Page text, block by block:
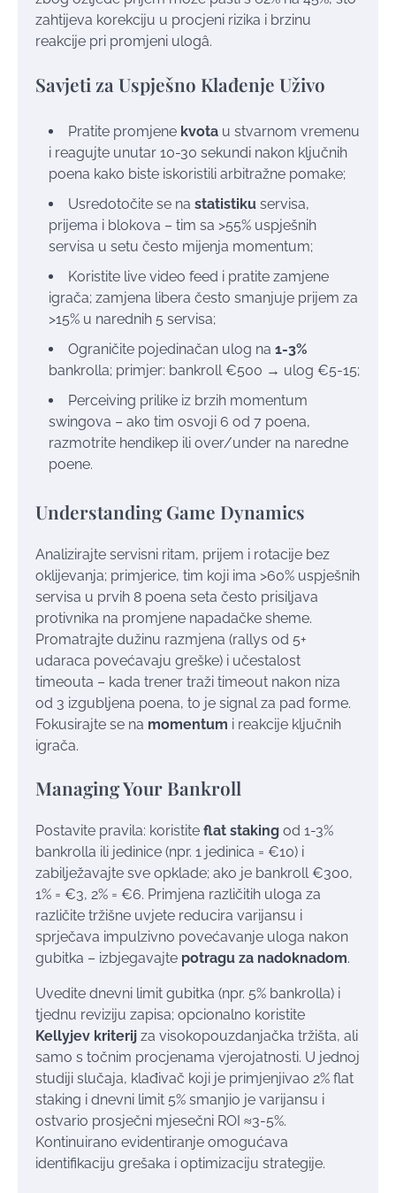
zahtijeva korekciju u procjeni rizika i brzinu
reakcije pri promjeni ulogâ.
Savjeti za Uspješno Klađenje Uživo
Pratite promjene kvota u stvarnom vremenu
i reagujte unutar 10-30 sekundi nakon ključnih
poena kako biste iskoristili arbitražne pomake;
Usredotočite se na statistiku servisa,
prijema i blokova – tim sa >55% uspješnih
servisa u setu često mijenja momentum;
Koristite live video feed i pratite zamjene
igrača; zamjena libera često smanjuje prijem za
>15% u narednih 5 servisa;
Ograničite pojedinačan ulog na 1-3%
bankrolla; primjer: bankroll €500 → ulog €5-15;
Perceiving prilike iz brzih momentum
swingova – ako tim osvoji 6 od 7 poena,
razmotrite hendikep ili over/under na naredne
poene.
Understanding Game Dynamics
Analizirajte servisni ritam, prijem i rotacije bez
oklijevanja; primjerice, tim koji ima >60% uspješnih
servisa u prvih 8 poena seta često prisiljava
protivnika na promjene napadačke sheme.
Promatrajte dužinu razmjena (rallys od 5+
udaraca povećavaju greške) i učestalost
timeouta – kada trener traži timeout nakon niza
od 3 izgubljena poena, to je signal za pad forme.
Fokusirajte se na momentum i reakcije ključnih
igrača.
Managing Your Bankroll
Postavite pravila: koristite flat staking od 1-3%
bankrolla ili jedinice (npr. 1 jedinica = €10) i
zabilježavajte sve opklade; ako je bankroll €300,
1% = €3, 2% = €6. Primjena različitih uloga za
različite tržišne uvjete reducira varijansu i
sprječava impulzivno povećavanje uloga nakon
gubitka – izbjegavajte potragu za nadoknadom.
Uvedite dnevni limit gubitka (npr. 5% bankrolla) i
tjednu reviziju zapisa; opcionalno koristite
Kellyjev kriterij za visokopouzdanjačka tržišta, ali
samo s točnim procjenama vjerojatnosti. U jednoj
studiji slučaja, klađivač koji je primjenjivao 2% flat
staking i dnevni limit 5% smanjio je varijansu i
ostvario prosječni mjesečni ROI ≈3-5%.
Kontinuirano evidentiranje omogućava
identifikaciju grešaka i optimizaciju strategije.